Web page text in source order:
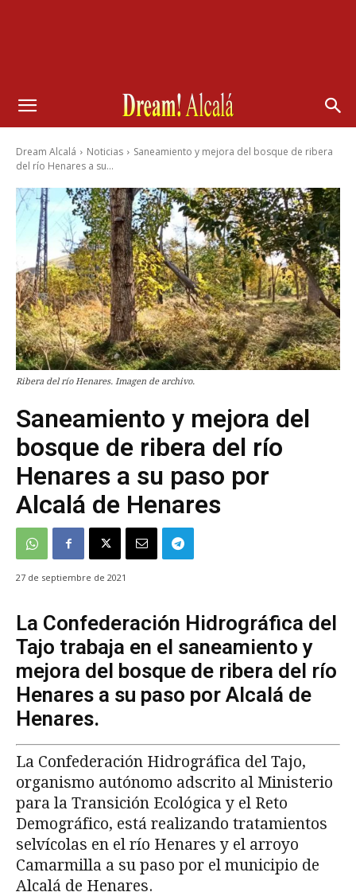
Dream Alcalá Noticias
Saneamiento y mejora del bosque de ribera
del río Henares a su...
Ribera del río Henares. Imagen de archivo.
Saneamiento y mejora del
bosque de ribera del río
Henares a su paso por
Alcalá de Henares
27 de septiembre de 2021
La Confederación Hidrográfica del
Tajo trabaja en el saneamiento y
mejora del bosque de ribera del río
Henares a su paso por Alcalá de
Henares.
La Confederación Hidrográfica del Tajo,
organismo autónomo adscrito al Ministerio
para la Transición Ecológica y el Reto
Demográfico, está realizando tratamientos
selvícolas en el río Henares y el arroyo
Camarmilla a su paso por el municipio de
Alcalá de Henares.